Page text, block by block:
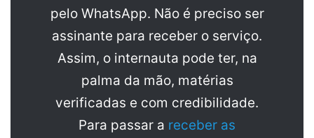
pelo WhatsApp. Não é preciso ser
assinante para receber o serviço.
Assim, o internauta pode ter, na
palma da mão, matérias
verificadas e com credibilidade.
Para passar a receber as